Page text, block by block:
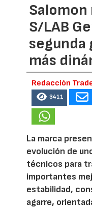
Salomon
S/LAB
segunda
más
Redacción
3411
La marca
evolución de
técnicos para
importantes
estabilidad,
agarre,